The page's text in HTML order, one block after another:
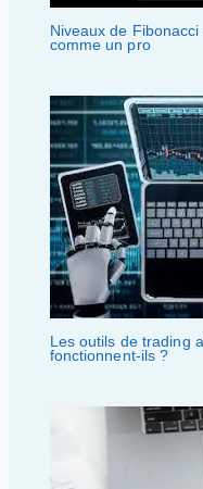
Niveaux de
comme un pro
Les outils de trading
fonctionnent-ils ?